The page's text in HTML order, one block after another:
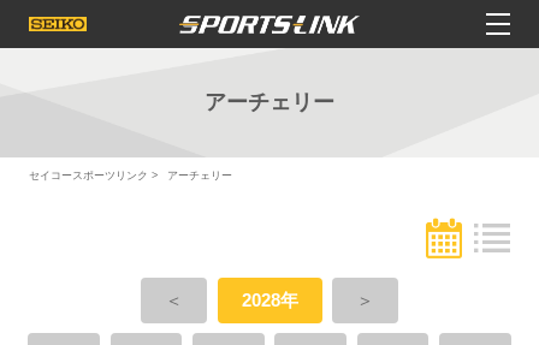
アーチェリー
セイコースポーツリンク アーチェリー
＜ 2028年 ＞